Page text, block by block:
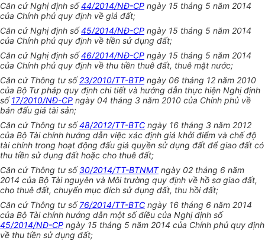
Căn cứ Nghị định số44/2014/NĐ-CP ngày 15 tháng 5 năm 2014
của Chính phủ quy định về giá đất;
Căn cứ Nghị định số45/2014/NĐ-CP ngày 15 tháng 5 năm 2014
của Chính phủ quy định về tiền sử dụng đất;
Căn cứ Nghị định số46/2014/NĐ-CP ngày 15 tháng 5 năm 2014
của Chính phủ quy định về thu tiền thuê đất, thuê mặt nước;
Căn cứ Thông tư số23/2010/TT-BTP ngày 06 tháng 12 năm 2010
của Bộ Tư pháp quy định chi tiết và hướng dẫn thực hiện Nghị định
số17/2010/NĐ-CP ngày 04 tháng 3 năm 2010 của Chính phủ về
bán đấu giá tài sản;
Căn cứ Thông tư số48/2012/TT-BTC ngày 16 tháng 3 năm 2012
của Bộ Tài chính hướng dẫn việc xác định giá khởi điểm và chế độ
tài chính trong hoạt động đấu giá quyền sử dụng đất để giao đất có
thu tiền sử dụng đất hoặc cho thuê đất;
Căn cứ Thông tư số30/2014/TT-BTNMTngày 02 tháng 6 năm
2014 của Bộ Tài nguyên và Môi trường quy định về hồ sơ giao đất,
cho thuê đất, chuyển mục đích sử dụng đất, thu hồi đất;
Căn cứ Thông tư số76/2014/TT-BTC ngày 16 tháng 6 năm 2014
của Bộ Tài chính hướng dẫn một số điều của Nghị định số
45/2014/NĐ-CP ngày 15 tháng 5 năm 2014 của Chính phủ quy định
về thu tiền sử dụng đất;